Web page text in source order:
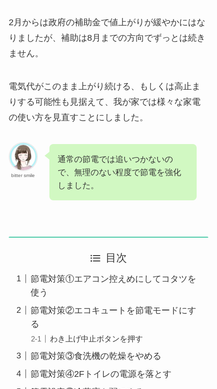
2月からは政府の補助金で値上がりが緩やかにはな
りましたが、補助は8月までの方向でずっとは続き
ません。
電気代がこのまま上がり続ける、もしくは高止ま
りする可能性も見据えて、我が家では様々な家電
の使い方を見直すことにしました。
bitter smile
通常の節電では追いつかないの
で、無理のない程度で節電を強化
しました。
目次
節電対策①エアコン控えめにしてコタツを
使う
節電対策②エコキュートを節電モードにす
る
わき上げ中止ボタンを押す
節電対策③食洗機の乾燥をやめる
節電対策④2Fトイレの電源を落とす